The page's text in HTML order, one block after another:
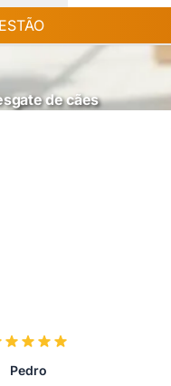
de cães
Pedro